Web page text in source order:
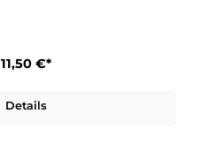
11,50 €*
Details